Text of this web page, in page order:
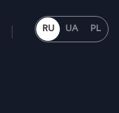
RU UA PL